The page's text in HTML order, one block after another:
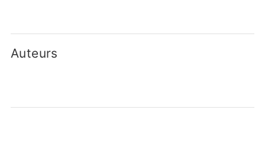
Auteurs